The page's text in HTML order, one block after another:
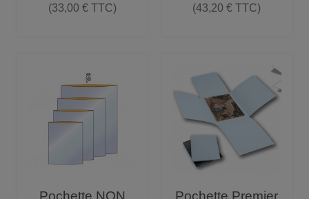
(33,00 € TTC) (43,20 € TTC)
Pochette NON Pochette Premier